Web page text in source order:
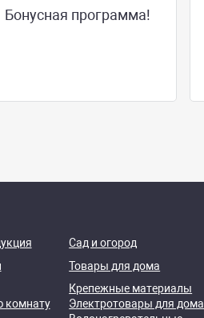
Бонусная программа!
Сад и огород
Товары для дома
Крепежные материалы
комнату Электротовары для дома